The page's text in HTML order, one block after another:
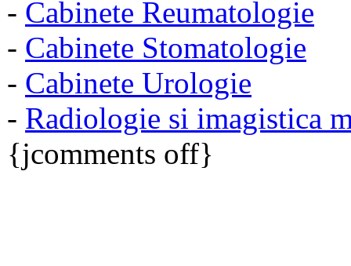
- Cabinete Reumatologie
- Cabinete Stomatologie
- Cabinete Urologie
- Radiologie si imagistica
{jcomments off}